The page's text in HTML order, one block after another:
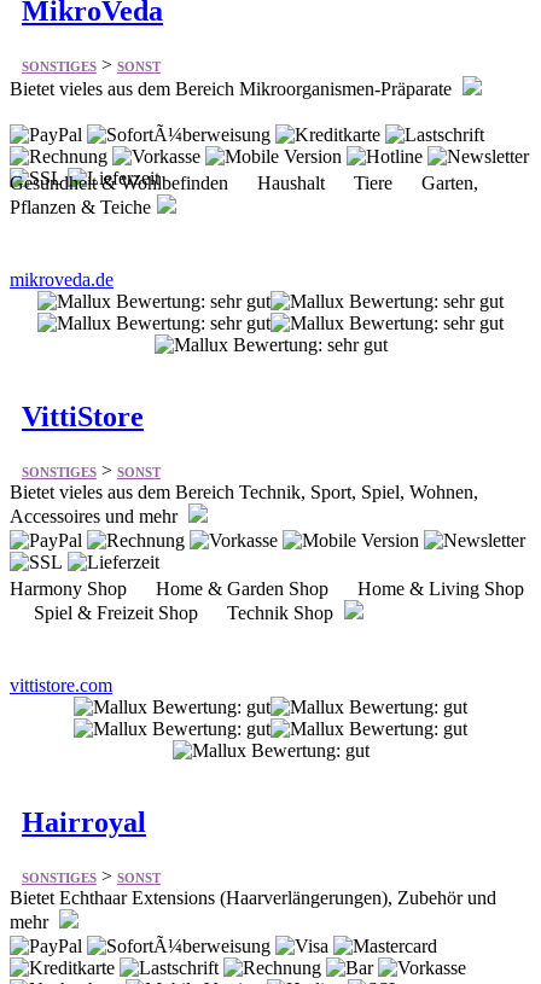
MikroVeda
SONSTIGES > SONST
Bietet vieles aus dem Bereich Mikroorganismen-Präparate
Gesundheit & Wohlbefinden Haushalt Tiere Garten,
Pflanzen & Teiche
mikroveda.de
VittiStore
SONSTIGES > SONST
Bietet vieles aus dem Bereich Technik, Sport, Spiel, Wohnen,
Accessoires und mehr
Harmony Shop Home & Garden Shop Home & Living Shop
Spiel & Freizeit Shop Technik Shop
vittistore.com
Hairroyal
SONSTIGES > SONST
Bietet Echthaar Extensions (Haarverlängerungen), Zubehör und
mehr